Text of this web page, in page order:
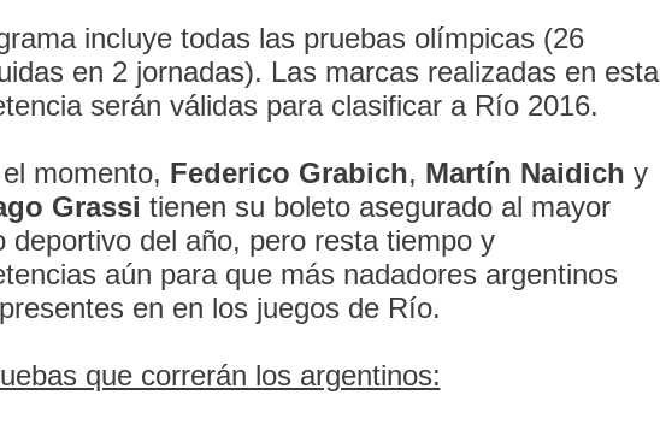
incluye todas las pruebas olímpicas (26
en 2 jornadas). Las marcas realizadas en esta
serán válidas para clasificar a Río 2016.
momento, Federico Grabich, Martín Naidich y
Grassi tienen su boleto asegurado al mayor
deportivo del año, pero resta tiempo y
aún para que más nadadores argentinos
en en los juegos de Río.
que correrán los argentinos: